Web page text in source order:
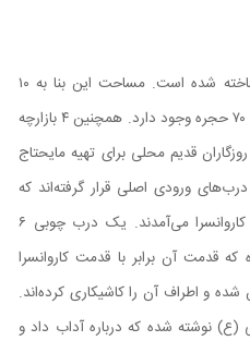
کاروانسرای خانات با روش آجرکاری ساخته شده است. مساحت این بنا به ۱۰
هزار متر مربع می‌رسد که در اطراف آن ۷۰ حجره وجود دارد. همچنین ۴ بازارچه
قدیم محلی برای تهیه مایحتاج
ورودی اصلی قرار گرفته‌اند که
مردم و کاروان‌ها از این ورودی‌ها به کاروانسرا می‌آمدند. یک درب چوبی ۶
قدمت آن برابر با قدمت کاروانسرا
گل میخ تزیین شده و اطراف آن را کاشیکاری کرده‌اند.
(ع) نوشته شده که درباره آداب داد و